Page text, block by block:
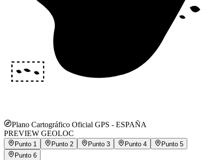
Plano Cartográfico Oficial GPS - ESPAÑA
PREVIEW GEOLOC
Punto 1 Punto 2 Punto 3 Punto 4 Punto 5
Punto 6